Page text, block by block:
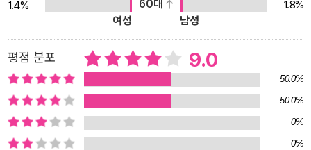
1.4%
60대
1.8%
여성
남성
평점 분포 9.0
50.0%
50.0%
0%
0%